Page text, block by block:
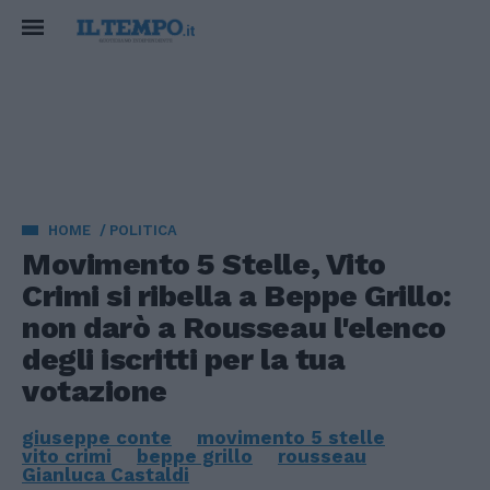
HOME POLITICA
Movimento 5 Stelle, Vito
Crimi si ribella a Beppe Grillo:
non darò a Rousseau l'elenco
degli iscritti per la tua
votazione
giuseppe conte
movimento 5 stelle
vito crimi
beppe grillo
rousseau
Gianluca Castaldi